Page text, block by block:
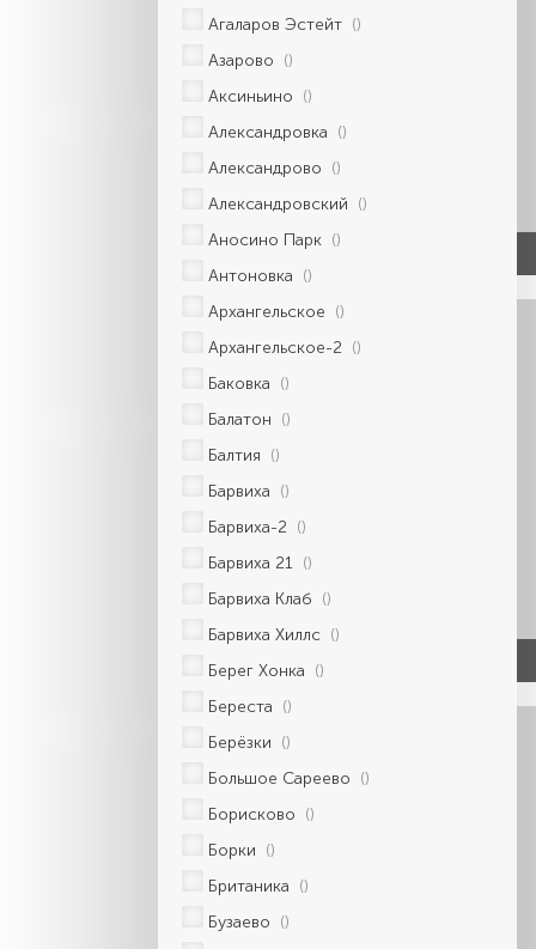
Агаларов Эстейт ()
Азарово ()
Аксиньино ()
Александровка ()
Александрово ()
Александровский ()
Аносино Парк ()
Антоновка ()
Архангельское ()
Архангельское-2 ()
Баковка ()
Балатон ()
Балтия ()
Барвиха ()
Барвиха-2 ()
Барвиха 21 ()
Барвиха Клаб ()
Барвиха Хиллс ()
Берег Хонка ()
Береста ()
Берёзки ()
Большое Сареево ()
Борисково ()
Борки ()
Британика ()
Бузаево ()